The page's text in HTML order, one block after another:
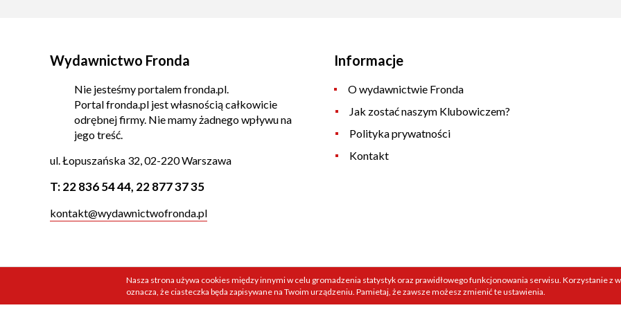
Wydawnictwo Fronda
Nie jesteśmy portalem fronda.pl.
Portal fronda.pl jest własnością całkowicie
odrębnej firmy. Nie mamy żadnego wpływu na
jego treść.
ul. Łopuszańska 32, 02-220 Warszawa
T:22 836 54 44, 22 877 37 35
kontakt@wydawnictwofronda.pl
Informacje
O wydawnictwie Fronda
Jak zostać naszym Klubowiczem?
Polityka prywatności
Kontakt
Nasza strona używa cookies między innymi w celu gromadzenia statystyk oraz prawidłowego funkcjonowania serwisu. Korzystanie z
oznacza, że ciasteczka będa zapisywane na Twoim urządzeniu. Pamietaj, że zawsze możesz zmienić te ustawienia.